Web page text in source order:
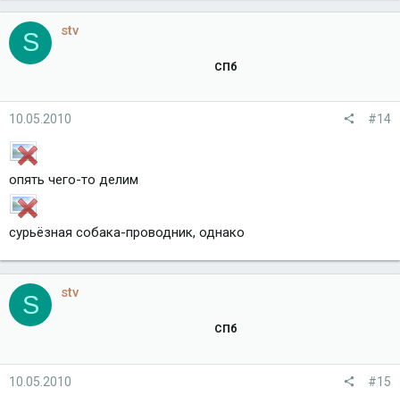
S stv
СПб
10.05.2010 #14
опять чего-то делим
сурьёзная собака-проводник, однако
S stv
СПб
10.05.2010 #15